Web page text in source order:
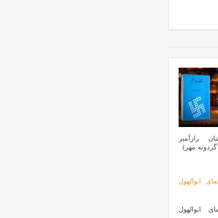
رازآمیز
مهر)
ابوالهول